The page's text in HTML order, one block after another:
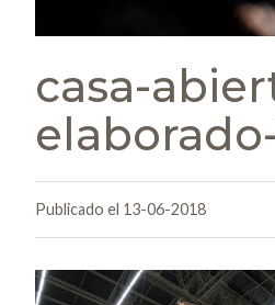
casa-
Publicado el 13-06-2018